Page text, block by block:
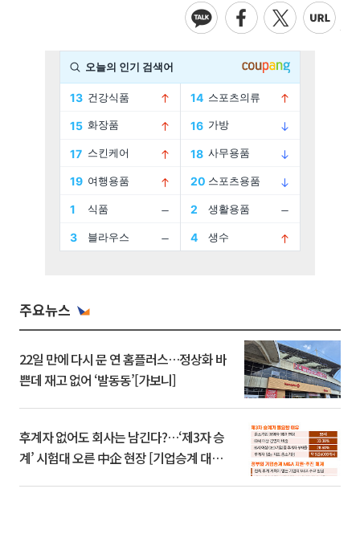
주요뉴스
22일 만에 다시 문 연 홈플러스…정상화 바
쁜데 재고 없어 ‘발동동’[가보니]
후계자 없어도 회사는 남긴다?…‘제3자 승
계’ 시험대 오른 中企 현장 [기업승계 대전